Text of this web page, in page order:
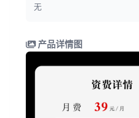
无
产品详情图